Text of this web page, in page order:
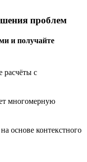
проблем
и получайте
расчёты с
многомерную
основе контекстного